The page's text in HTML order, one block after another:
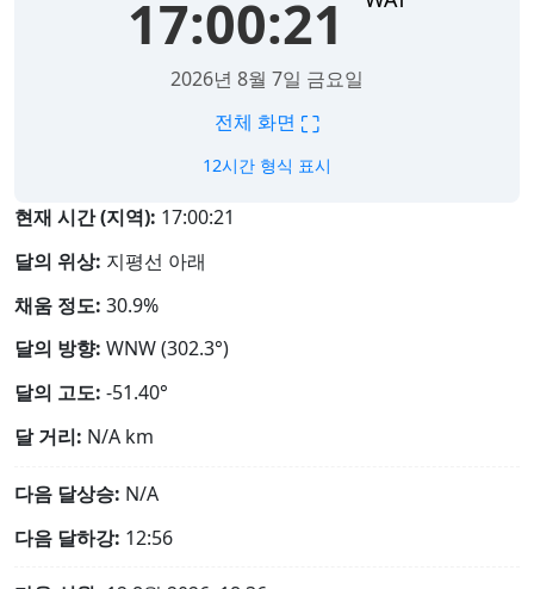
17:00:22
2026년 8월 7일 금요일
전체 화면 ⛶
12시간 형식 표시
현재 시간 (지역): 17:00:22
달의 위상: 지평선 아래
채움 정도: 30.9%
달의 방향: WNW (302.3°)
달의 고도: -51.40°
달 거리: N/A km
다음 달상승: N/A
다음 달하강: 12:56